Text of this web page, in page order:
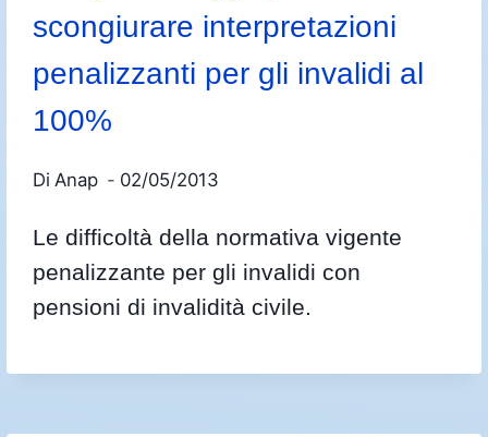
scongiurare interpretazioni
penalizzanti per gli invalidi al
100%
Di Anap 02/05/2013
Le difficoltà della normativa vigente
penalizzante per gli invalidi con
pensioni di invalidità civile.